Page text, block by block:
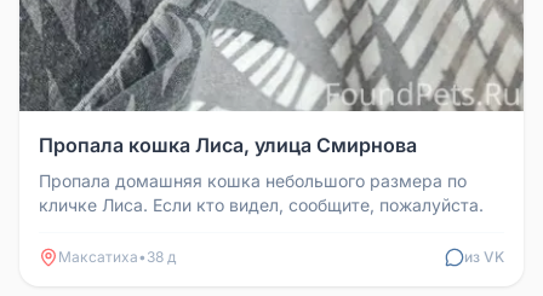
Пропала кошка Лиса, улица Смирнова
Пропала домашняя кошка небольшого размера по
кличке Лиса. Если кто видел, сообщите, пожалуйста.
Максатиха• 38 д из VK